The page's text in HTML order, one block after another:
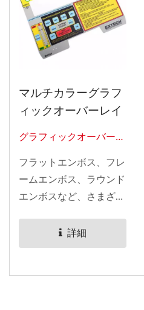
マルチカラーグラフ
ィックオーバーレイ
グラフィックオーバーレ
フラットエンボス、フレ
ームエンボス、ラウンド
エンボスなど、さまざま
を提供しています。ボタ
ンの寿命は約50万回で、
詳細